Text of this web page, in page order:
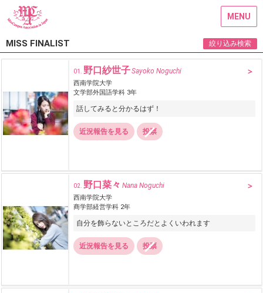
MENU
MISS FINALIST 絞り込み検索
01. 野口紗世子Sayoko Noguchi
西南学院大学
文学部外国語学科 3年
話してみると分かるはず！
近況報告を見る 投票
02. 野口菜々 Nana Noguchi
西南学院大学
商学部経営学科 2年
自分を飾らないところだとよくいわれます
近況報告を見る 投票